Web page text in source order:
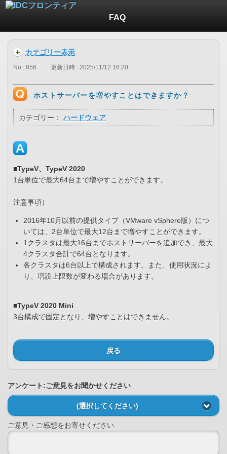
FAQ
カテゴリー表示
No : 856 更新日時 : 2025/11/12 16:20
ホストサーバーを増やすことはできますか？
カテゴリー： ハードウェア
■TypeV、TypeV 2020
1台単位で最大64台まで増やすことができます。
注意事項）
2016年10月以前の提供タイプ（VMware vSphere版）につ
いては、2台単位で最大12台まで増やすことができます。
1クラスタは最大16台までホストサーバーを追加でき、最大
4クラスタ合計で64台となります。
各クラスタは6台以上で構成されます。また、使用状況によ
り、増設上限数が変わる場合があります。
■TypeV 2020 Mini
3台構成で固定となり、増やすことはできません。
戻る
アンケート:ご意見をお聞かせください
(選択してください)
ご意見・ご感想をお寄せください